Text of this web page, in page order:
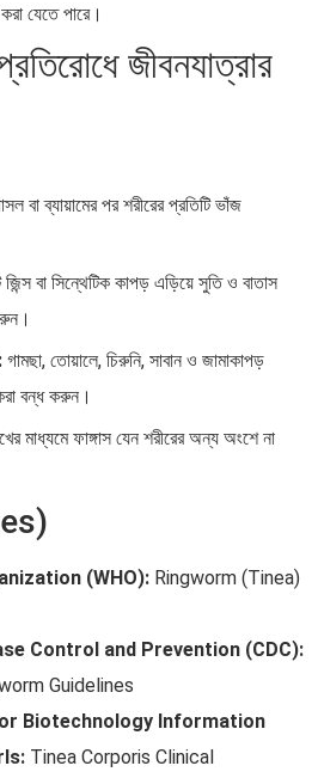
যেতে পারে।
জীবনযাত্রার
বা ব্যায়ামের পর শরীরের প্রতিটি ভাঁজ
বা সিন্থেটিক কাপড় এড়িয়ে সুতি ও বাতাস
গামছা, তোয়ালে, চিরুনি, সাবান ও জামাকাপড়
বন্ধ করুন।
মাধ্যমে ফাঙ্গাস যেন শরীরের অন্য অংশে না
(WHO): Ringworm (Tinea)
Control and Prevention (CDC):
Guidelines
Biotechnology Information
Tinea Corporis Clinical